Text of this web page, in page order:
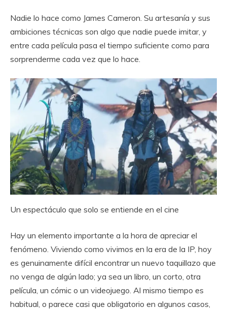
Nadie lo hace como James Cameron. Su artesanía y sus
ambiciones técnicas son algo que nadie puede imitar, y
entre cada película pasa el tiempo suficiente como para
sorprenderme cada vez que lo hace.
Un espectáculo que solo se entiende en el cine
Hay un elemento importante a la hora de apreciar el
fenómeno. Viviendo como vivimos en la era de la IP, hoy
es genuinamente difícil encontrar un nuevo taquillazo que
no venga de algún lado; ya sea un libro, un corto, otra
película, un cómic o un videojuego. Al mismo tiempo es
habitual, o parece casi que obligatorio en algunos casos,